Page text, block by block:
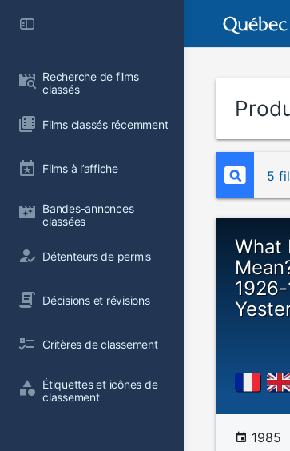
Recherche de films
classés
Films classés récemment
Films à l’affiche
Bandes-annonces
classées
Détenteurs de permis
Décisions et révisions
Critères de classement
Étiquettes et icônes de
classement
5
What
1985